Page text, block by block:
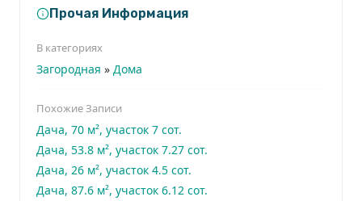
Прочая Информация
В категориях
Загородная » Дома
Похожие Записи
Дача, 70 м², участок 7 сот.
Дача, 53.8 м², участок 7.27 сот.
Дача, 26 м², участок 4.5 сот.
Дача, 87.6 м², участок 6.12 сот.